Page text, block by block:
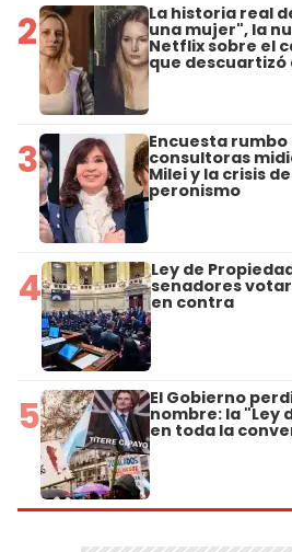
2 La historia real
una mujer", la
Netflix sobre el
que descuartizó
3 Encuesta
consultoras
Milei y la crisis
peronismo
4 Ley de
senadores
en contra
5 El Gobierno
nombre: la "Ley
en toda la